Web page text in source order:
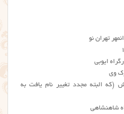
تهران نو
ایوبی
وی
(که البته مجدد تغییر نام یافت به
شاهنشاهی